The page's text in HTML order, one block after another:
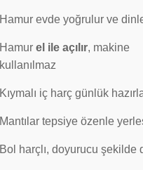
Hamur evde yoğrulur ve
Hamur el ile açılır, makine
kullanılmaz
Kıymalı iç harç günlük
Mantılar tepsiye özenle
Bol harçlı, doyurucu şekilde